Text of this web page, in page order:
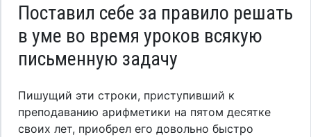
Поставил себе за правило решать
в уме во время уроков всякую
письменную задачу
Пишущий эти строки, приступивший к
преподаванию арифметики на пятом десятке
своих лет, приобрел его довольно быстро